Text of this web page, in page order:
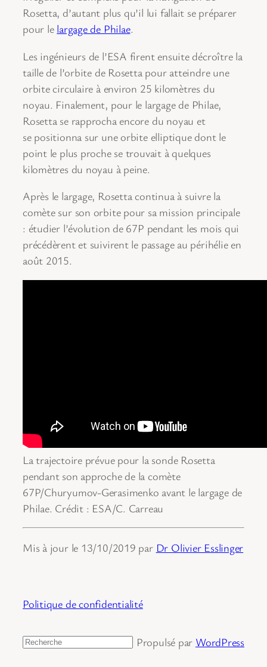
Rosetta, d’autant plus qu’il lui fallait se préparer
pour le largage de Philae.
Les ingénieurs de l’ESA firent ensuite décroître la
taille de l’orbite de Rosetta pour atteindre une
orbite circulaire à environ 25 kilomètres du
noyau. Finalement, pour le largage de Philae,
Rosetta se rapprocha encore du noyau et
se positionna sur une orbite elliptique dont le
point le plus proche se trouvait à quelques
kilomètres du noyau à peine.
Après le largage, Rosetta continua à suivre la
comète sur son orbite pour sa mission principale
: étudier l’évolution de 67P pendant les mois qui
précédèrent et suivirent le passage au périhélie en
août 2015.
La trajectoire prévue pour la sonde Rosetta
pendant son approche de la comète
67P/Churyumov-Gerasimenko avant le largage de
Philae. Crédit : ESA/C. Carreau
Mis à jour le 13/10/2019 par Dr Olivier Esslinger
Politique de confidentialité
Rechercher Propulsé par WordPress